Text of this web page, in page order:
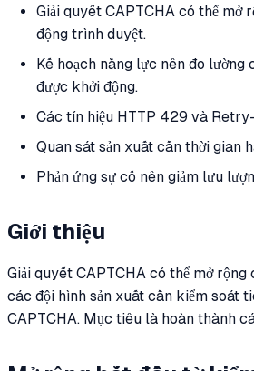
Giải quyết CAPTCHA có thể
động trình duyệt.
Kế hoạch năng lực nên đo
được khởi động.
Các tín hiệu HTTP 429 và
Quan sát sản xuất cần thời gian
Phản ứng sự cố nên giảm lưu
Giới thiệu
Giải quyết CAPTCHA có thể mở
các đội hình sản xuất cần kiểm soát
CAPTCHA. Mục tiêu là hoàn thành